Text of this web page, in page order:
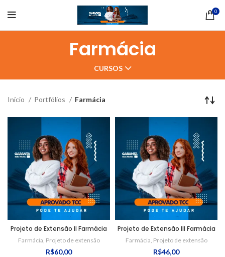
0
Farmácia
CURSOS
Início Portfólios Farmácia
Projeto de Extensão II Farmácia
Farmácia, Projeto de extensão
R$60,00
Projeto de Extensão III Farmácia
Farmácia, Projeto de extensão
R$46,00